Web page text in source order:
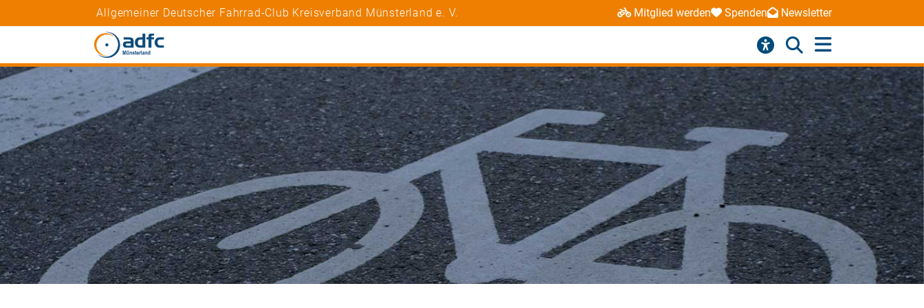
Allgemeiner Deutscher Fahrrad-Club Kreisverband Münsterland e. V. Mitglied werden Spenden Newsletter